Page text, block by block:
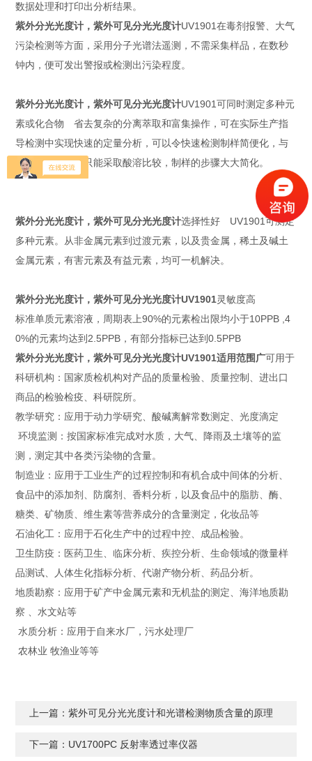
数据处理和打印出分析结果。
紫外分光光度计，紫外可见分光光度计UV1901在毒剂报警、大气
污染检测等方面，采用分子光谱法遥测，不需采集样品，在数秒
钟内，便可发出警报或检测出污染程度。
紫外分光光度计，紫外可见分光光度计UV1901可同时测定多种元
素或化合物 省去复杂的分离萃取和富集操作，可在实际生产指
导检测中实现快速的定量分析，可以令快速检测制样简便化，与
其他大部分光谱只能采取酸溶比较，制样的步骤大大简化。
紫外分光光度计，紫外可见分光光度计选择性好 UV1901可测定
多种元素。从非金属元素到过渡元素，以及贵金属，稀土及碱土
金属元素，有害元素及有益元素，均可一机解决。
紫外分光光度计，紫外可见分光光度计UV1901灵敏度高
标准单质元素溶液，周期表上90%的元素检出限均小于10PPB ,4
0%的元素均达到2.5PPB，有部分指标已达到0.5PPB
紫外分光光度计，紫外可见分光光度计UV1901适用范围广可用于
科研机构：国家质检机构对产品的质量检验、质量控制、进出口
商品的检验检疫、科研院所。
教学研究：应用于动力学研究、酸碱离解常数测定、光度滴定
环境监测：按国家标准完成对水质，大气、降雨及土壤等的监
测，测定其中各类污染物的含量。
制造业：应用于工业生产的过程控制和有机合成中间体的分析、
食品中的添加剂、防腐剂、香料分析，以及食品中的脂肪、酶、
糖类、矿物质、维生素等营养成分的含量测定，化妆品等
石油化工：应用于石化生产中的过程中控、成品检验。
卫生防疫：医药卫生、临床分析、疾控分析、生命领域的微量样
品测试、人体生化指标分析、代谢产物分析、药品分析。
地质勘察：应用于矿产中金属元素和无机盐的测定、海洋地质勘
察 、水文站等
水质分析：应用于自来水厂，污水处理厂
农林业 牧渔业等等
上一篇：紫外可见分光光度计和光谱检测物质含量的原理
下一篇： UV1700PC 反射率透过率仪器